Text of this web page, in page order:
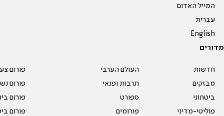
המייל האדום
עברית
English
מדורים
חדשות
מבזקים
ביטחוני
פוליטי-מדיני
העולם הערבי
תרבות ופנאי
ספורט
פורומים
פורום
פורום
פורום
פורום